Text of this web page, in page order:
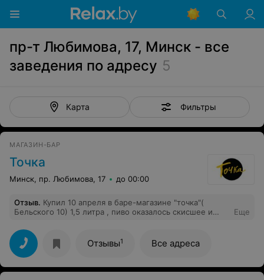
пр-т Любимова, 17, Минск - все
заведения по адресу 5
Карта Фильтры
МАГАЗИН-БАР
Точка
Минск, пр. Любимова, 17 до 00:00
Отзыв. Купил 10 апреля в баре-магазине "точка"(
Бельского 10) 1,5 литра , пиво оказалось скисшее и
возражение что этим пивом можно как минимум
получить расстройство жкт, предложил мне таблетку
лоперамида выпить. Деньги не вернул! Купленное
испорченное пиво пришлось утилизировать в раковину
прямо в баре. Больше я в этот бар не зайду и вам
Еще
Отзывы1 Все адреса